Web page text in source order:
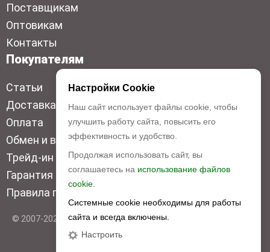
Поставщикам
Оптовикам
Контакты
Покупателям
Статьи
Доставка
Оплата
Обмен и возврат
Трейд-ин
Гарантия низкой цены
Правила продажи
© 2007-2026 Top Disc. Все права защищены
Настройки Cookie
Наш сайт использует файлы cookie, чтобы
улучшить работу сайта, повысить его
эффективность и удобство.
Продолжая использовать сайт, вы
соглашаетесь на использование файлов
cookie.
Системные cookie необходимы для работы
сайта и всегда включены.
Настроить